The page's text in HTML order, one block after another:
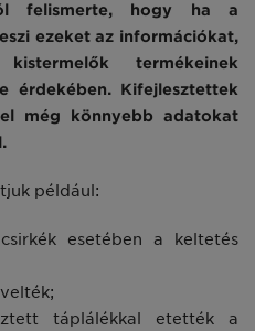
felismerte, hogy ha a
ezeket az információkat,
termékeinek
érdekében. Kifejlesztettek
még könnyebb adatokat
például:
esetében a keltetés
táplálékkal etették a